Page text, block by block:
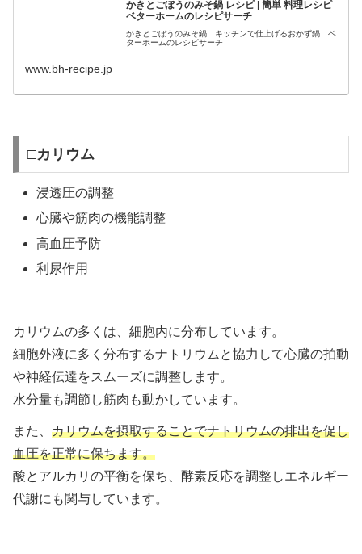
かきとごぼうのみそ鍋 レシピ | 簡単 料理レシピ
ベターホームのレシピサーチ
かきとごぼうのみそ鍋 キッチンで仕上げるおかず鍋 ベ
ターホームのレシピサーチ
www.bh-recipe.jp
□カリウム
浸透圧の調整
心臓や筋肉の機能調整
高血圧予防
利尿作用
カリウムの多くは、細胞内に分布しています。
細胞外液に多く分布するナトリウムと協力して心臓の拍動
や神経伝達をスムーズに調整します。
水分量も調節し筋肉も動かしています。
また、 カリウムを摂取することでナトリウムの排出を促し
血圧を正常に保ちます。
酸とアルカリの平衡を保ち、酵素反応を調整しエネルギー
代謝にも関与しています。